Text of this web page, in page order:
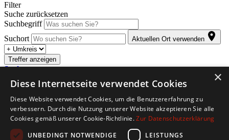
Filter
Suche zurücksetzen
Suchbegriff
Suchort
Aktuellen Ort verwenden
Treffer anzeigen
Suche anpassen
Abonnieren Sie den kostenlosen Jobletter. Sobald für Sie passende
Stellenangebote eintreffen, werden Sie automatisch per E-Mail
informiert.
Copyright © 2026. Alle Rechte vorbehalten.
×
Diese Internetseite verwendet Cookies
Diese Website verwendet Cookies, um die Benutzererfahrung zu
verbessern. Durch die Nutzung unserer Website akzeptieren Sie alle
Cookies gemäß unserer Cookie-Richtlinie.Zur Datenschutzerklärung
UNBEDINGT NOTWENDIGE
LEISTUNGS